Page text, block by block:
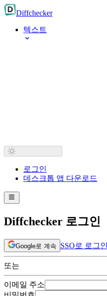
Diffchecker
텍스트
로그인
데스크톱 앱 다운로드
Diffchecker 로그인
Google로 계속 SSO로 로그인
또는
이메일 주소